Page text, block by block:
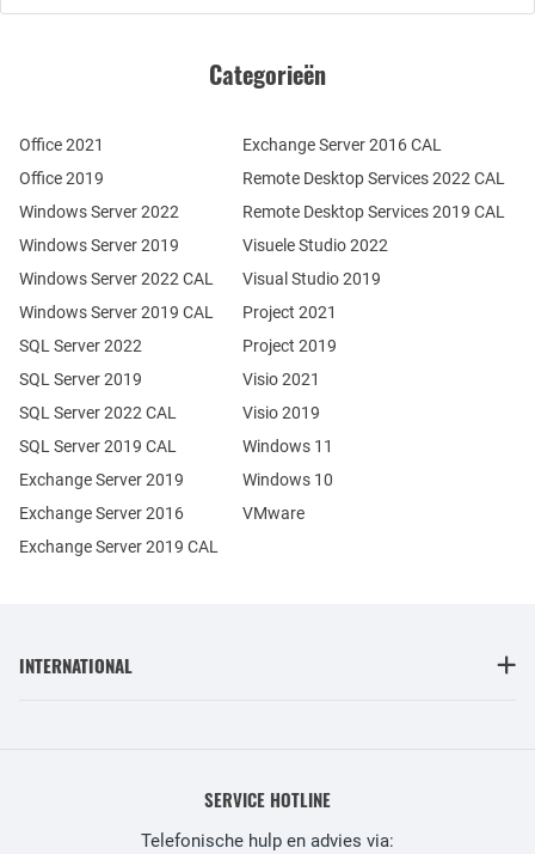
Categorieën
Office 2021
Office 2019
Windows Server 2022
Windows Server 2019
Exchange Server 2019
Exchange Server 2016
SQL Server 2022
SQL Server 2019
Windows Server 2022 CAL
Windows Server 2019 CAL
SQL Server 2022 CAL
SQL Server 2019 CAL
Remote Desktop Services 2022 CAL
Remote Desktop Services 2019 CAL
Exchange Server 2019 CAL
Exchange Server 2016 CAL
Visuele Studio 2022
Visual Studio 2019
Project 2021
Project 2019
Visio 2021
Visio 2019
Windows 11
Windows 10
VMware
INTERNATIONAL
SERVICE HOTLINE
Telefonische hulp en advies via: